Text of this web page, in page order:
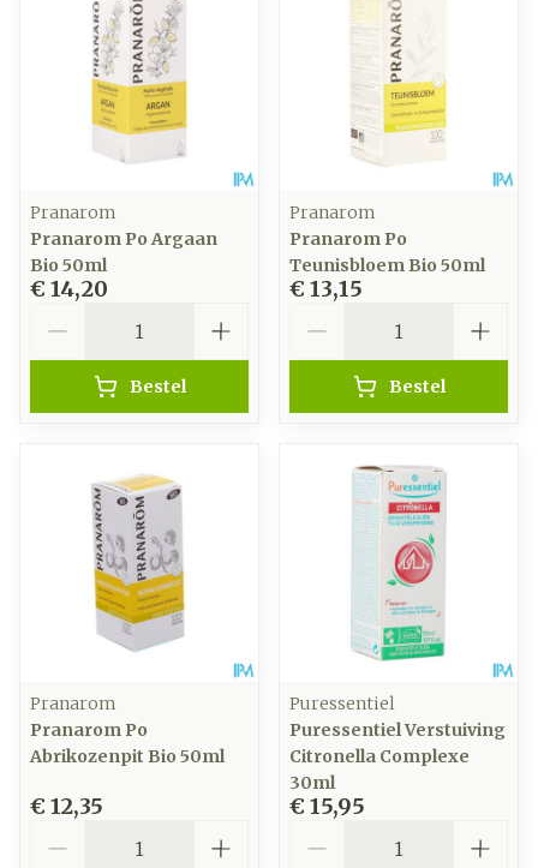
Pranarom
Pranarom Po Argaan
Bio 50ml
€ 14,20
Bestel
Pranarom
Pranarom Po
Teunisbloem Bio 50ml
€ 13,15
Bestel
Pranarom
Pranarom Po
Abrikozenpit Bio 50ml
€ 12,35
Puressentiel
Puressentiel Verstuiving
Citronella Complexe
30ml
€ 15,95